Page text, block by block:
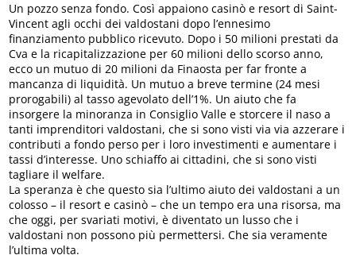
Un pozzo senza fondo. Così appaiono casinò e resort di Saint-
Vincent agli occhi dei valdostani dopo l’ennesimo
finanziamento pubblico ricevuto. Dopo i 50 milioni prestati da
Cva e la ricapitalizzazione per 60 milioni dello scorso anno,
ecco un mutuo di 20 milioni da Finaosta per far fronte a
mancanza di liquidità. Un mutuo a breve termine (24 mesi
prorogabili) al tasso agevolato dell’1%. Un aiuto che fa
insorgere la minoranza in Consiglio Valle e storcere il naso a
tanti imprenditori valdostani, che si sono visti via via azzerare i
contributi a fondo perso per i loro investimenti e aumentare i
tassi d’interesse. Uno schiaffo ai cittadini, che si sono visti
tagliare il welfare.
La speranza è che questo sia l’ultimo aiuto dei valdostani a un
colosso – il resort e casinò – che un tempo era una risorsa, ma
che oggi, per svariati motivi, è diventato un lusso che i
valdostani non possono più permettersi. Che sia veramente
l’ultima volta.